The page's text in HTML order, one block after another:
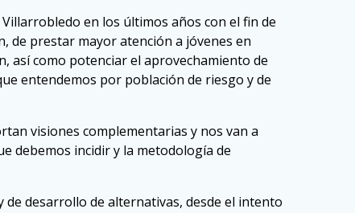
en los últimos años con el fin de
de prestar mayor atención a jóvenes en
así como potenciar el aprovechamiento de
entendemos por población de riesgo y de
visiones complementarias y nos van a
debemos incidir y la metodología de
desarrollo de alternativas, desde el intento